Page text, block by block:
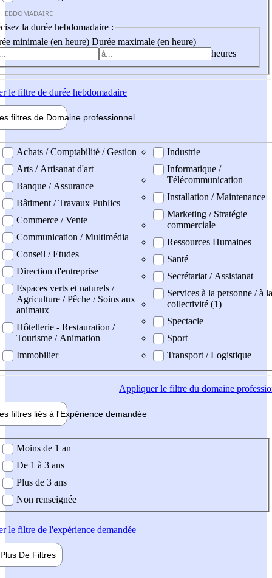
la durée hebdomadaire :
minimale (en heure) Durée maximale (en heure)
heures
le filtre de durée hebdomadaire
filtres de Domaine professionnel
professionel
Achats / Comptabilité / Gestion
Arts / Artisanat d'art
Banque / Assurance
Bâtiment / Travaux Publics
Commerce / Vente
Communication / Multimédia
Conseil / Etudes
Direction d'entreprise
Espaces verts et naturels /
Agriculture / Pêche / Soins aux
animaux
Hôtellerie - Restauration /
Tourisme / Animation
Immobilier
Industrie
Informatique /
Télécommunication
Installation / Maintenance
Marketing / Stratégie
commerciale
Ressources Humaines
Santé
Secrétariat / Assistanat
Services à la personne / à la
collectivité (1)
Spectacle
Sport
Transport / Logistique
Appliquerle filtre du domaine
filtres liés à l'Expérience demandée
demandée
Moins de 1 an
De 1 à 3 ans
Plus de 3 ans
Non renseignée
le filtre de l'expérience demandée
Plus De Filtres